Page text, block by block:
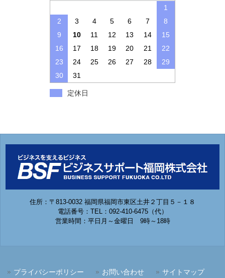
1
2
3 4 5 6 7
8
9
10 11 12 13 14
15
16
17 18 19 20 21
22
23
24 25 26 27 28
29
30
31
定休日
住所：〒813-0032 福岡県福岡市東区土井２丁目５－１８
電話番号：TEL：092-410-6475（代）
営業時間：平日月～金曜日 9時～18時
プライバシーポリシー お問い合わせ サイトマップ